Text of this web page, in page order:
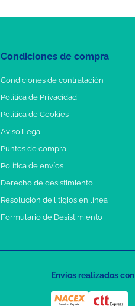
Condiciones de compra
Condiciones de contratación
Política de Privacidad
Política de Cookies
Aviso Legal
Puntos de compra
Política de envíos
Derecho de desistimiento
Resolución de litigios en línea
Formulario de Desistimiento
Envíos realizados con